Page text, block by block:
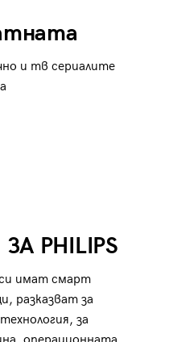
и тв сериалите
PHILIPS
имат смарт
разказват за
за